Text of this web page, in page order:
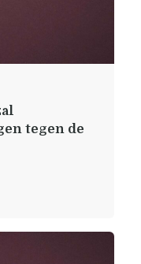
tegen de